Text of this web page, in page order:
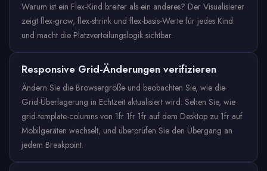
Warum ist ein Flex-Kind breiter als ein anderes? Der Visualisierer
zeigt flex-grow, flex-shrink und flex-basis-Werte für jedes Kind
und macht die Platzverteilungslogik sichtbar.
Responsive Grid-Änderungen verifizieren
Ändern Sie die Browsergröße und beobachten Sie, wie die
Grid-Überlagerung in Echtzeit aktualisiert wird. Sehen Sie, wie
grid-template-columns von 1fr 1fr 1fr auf dem Desktop zu 1fr auf
Mobilgeräten wechselt, und überprüfen Sie den Übergang an
jedem Breakpoint.